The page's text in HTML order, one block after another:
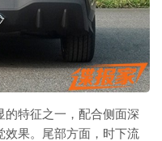
的特征之一，配合侧面深
效果。尾部方面，时下流